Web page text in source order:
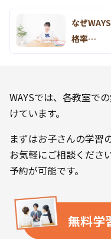
なぜ
格率…
WAYSでは、各教室で
けています。
まずはお子さんの学習
お気軽にご相談くださ
予約が可能です。
無料学